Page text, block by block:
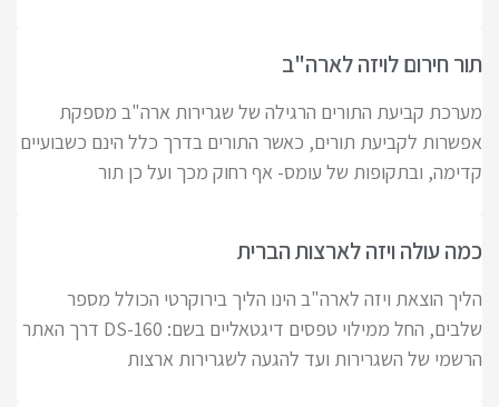
תור חירום לויזה לארה"ב
מערכת קביעת התורים הרגילה של שגרירות ארה"ב מספקת
אפשרות לקביעת תורים, כאשר התורים בדרך כלל הינם כשבועיים
קדימה, ובתקופות של עומס- אף רחוק מכך ועל כן תור
כמה עולה ויזה לארצות הברית
הליך הוצאת ויזה לארה"ב הינו הליך בירוקרטי הכולל מספר
שלבים, החל ממילוי טפסים דיגטאליים בשם: DS-160 דרך האתר
הרשמי של השגרירות ועד להגעה לשגרירות ארצות